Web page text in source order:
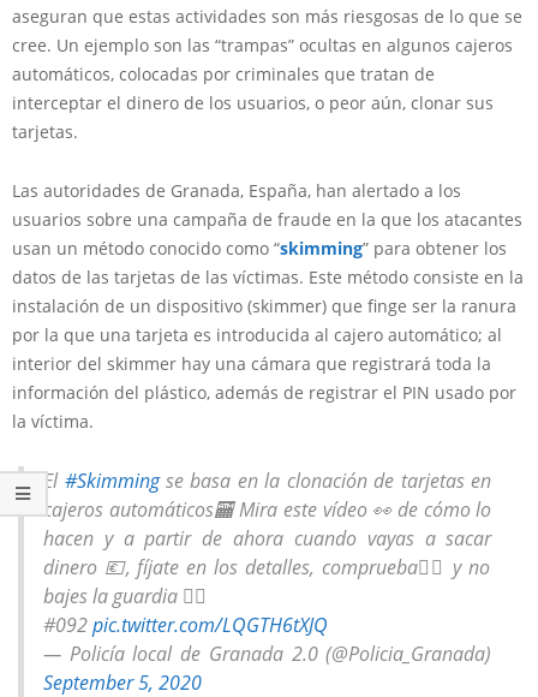
aseguran que estas actividades son más riesgosas de lo que se
cree. Un ejemplo son las “trampas” ocultas en algunos cajeros
automáticos, colocadas por criminales que tratan de
interceptar el dinero de los usuarios, o peor aún, clonar sus
tarjetas.
Las autoridades de Granada, España, han alertado a los
usuarios sobre una campaña de fraude en la que los atacantes
usan un método conocido como “skimming” para obtener los
datos de las tarjetas de las víctimas. Este método consiste en la
instalación de un dispositivo (skimmer) que finge ser la ranura
por la que una tarjeta es introducida al cajero automático; al
interior del skimmer hay una cámara que registrará toda la
información del plástico, además de registrar el PIN usado por
la víctima.
El #Skimmingse basa en la clonación de tarjetas en
cajeros automáticos🏧 Mira este vídeo 👀 de cómo lo
hacen y a partir de ahora cuando vayas a sacar
dinero 💶, fíjate en los detalles, comprueba🖐🏻 y no
bajes la guardia 🕵🏻
#092pic.twitter.com/LQGTH6tXJQ
— Policía local de Granada 2.0 (@Policia_Granada)
September 5, 2020